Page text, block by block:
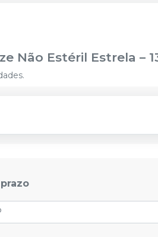
Não Estéril Estrela –